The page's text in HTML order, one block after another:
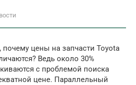
цены на запчасти Toyota
Ведь около 30%
с проблемой поиска
цене. Параллельный